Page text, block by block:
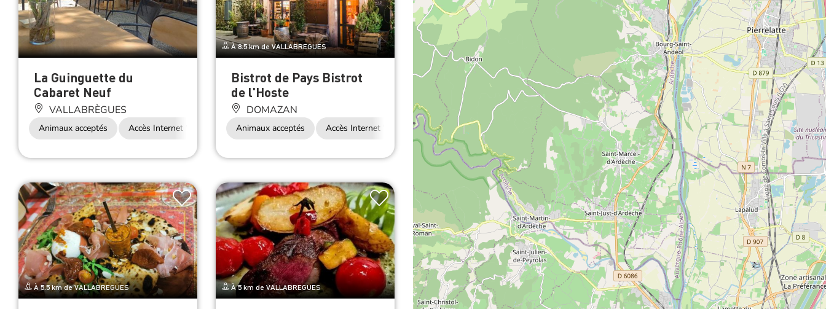
La Guinguette du
Cabaret Neuf
VALLABRÈGUES
Animaux acceptés Accès Internet Wifi Restauration
À 8.5 km de VALLABREGUES
Bistrot de Pays Bistrot
de l'Hoste
DOMAZAN
Animaux acceptés Accès Internet Wifi Restauration
À 5.5 km de VALLABREGUES À 5 km de VALLABREGUES